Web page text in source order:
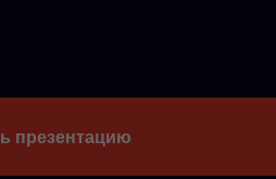
презентацию